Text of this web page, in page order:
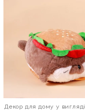
Декор для дому у вигляді